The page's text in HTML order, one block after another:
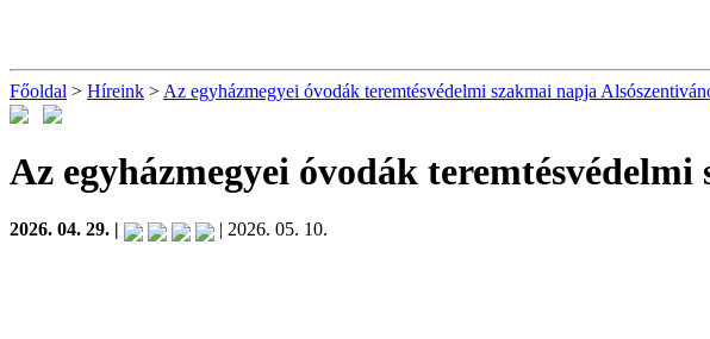
Főoldal > Híreink > Az egyházmegyei óvodák teremtésvédelmi szakmai napja
Az egyházmegyei óvodák
2026. 04. 29. | | 2026. 05. 10.